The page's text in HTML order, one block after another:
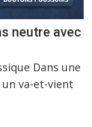
neutre avec
Dans une
va-et-vient